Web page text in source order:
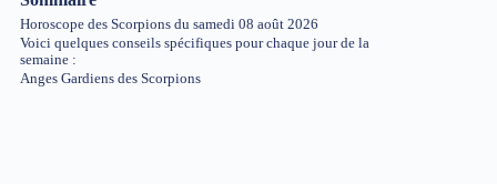
Horoscope des Scorpions du samedi 08 août 2026
Voici quelques conseils spécifiques pour chaque jour de la
semaine :
Anges Gardiens des Scorpions